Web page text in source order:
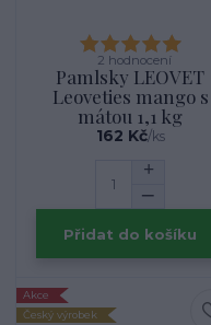
2 hodnocení
Pamlsky LEOVET
Leoveties mango s
mátou 1,1 kg
162 Kč/ks
Přidat do košíku
Akce
Český výrobek